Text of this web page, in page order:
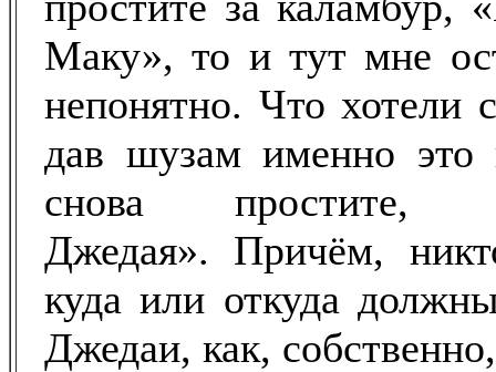
Маку», то и тут мне
непонятно. Что хотели
дав шузам именно это
снова простите,
Джедая». Причём,
куда или откуда
Джедаи, как,